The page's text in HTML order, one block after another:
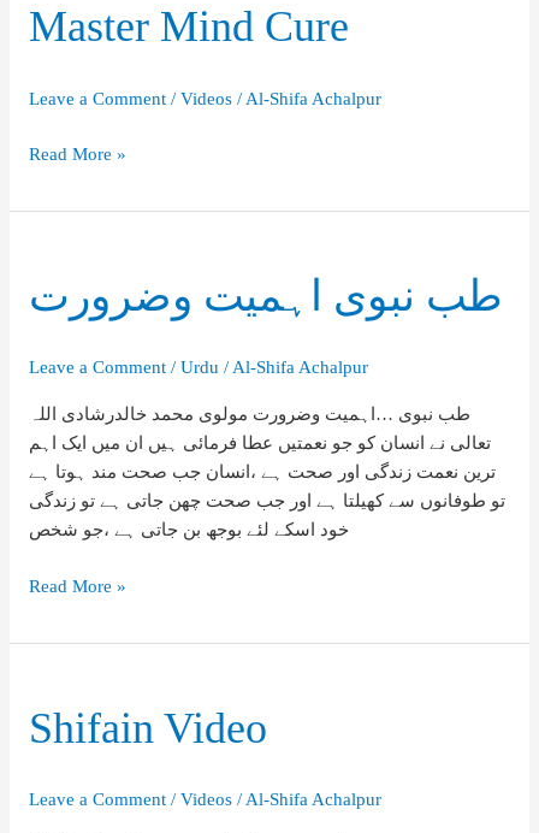
Master Mind Cure
Leave a Comment / Videos/ Al-Shifa Achalpur
Master
Cure
Read More »
طب نبوی اہمیت وضرورت
Leave a Comment / Urdu /Al-Shifa Achalpur
طب نبوی …اہمیت وضرورت مولوی محمد خالدرشادی اللہ
تعالی نے انسان کو جو نعمتیں عطا فرمائی ہیں ان میں ایک اہم
ترین نعمت زندگی اور صحت ہے ،انسان جب صحت مند ہوتا ہے
تو طوفانوں سے کھیلتا ہے اور جب صحت چھن جاتی ہے تو زندگی
خود اسکے لئے بوجھ بن جاتی ہے ،جو شخص
طب
اہمیت
Read More »
Shifain Video
Leave a Comment / Videos/ Al-Shifa Achalpur